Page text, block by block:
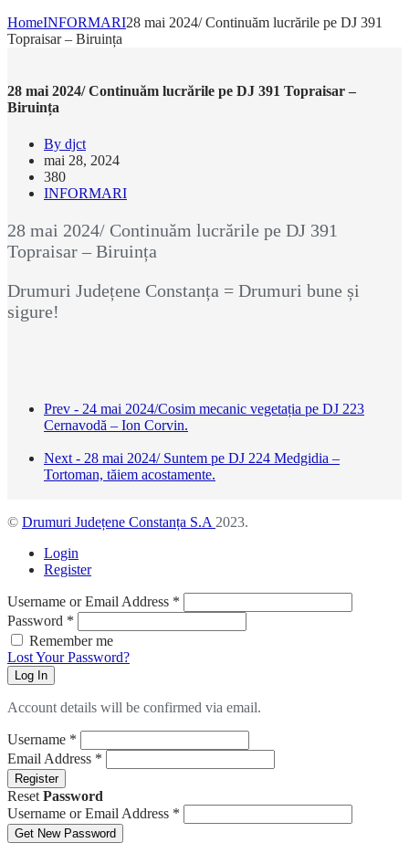
HomeINFORMARI28 mai 2024/ Continuăm lucrările pe DJ 391
Topraisar – Biruința
28 mai 2024/ Continuăm lucrările pe DJ 391 Topraisar –
Biruința
By djct
mai 28, 2024
380
INFORMARI
28 mai 2024/ Continuăm lucrările pe DJ 391
Topraisar – Biruința
Drumuri Județene Constanța = Drumuri bune și
sigure!
Prev - 24 mai 2024/Cosim mecanic vegetația pe DJ 223
Cernavodă – Ion Corvin.
Next - 28 mai 2024/ Suntem pe DJ 224 Medgidia –
Tortoman, tăiem acostamente.
© Drumuri Județene Constanța S.A 2023.
Login
Register
Username or Email Address *
Password *
Remember me
Lost Your Password?
Log In
Account details will be confirmed via email.
Username *
Email Address *
Register
Reset Password
Username or Email Address *
Get New Password